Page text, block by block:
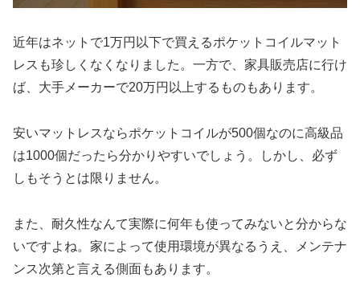
近年はネットで1万円以下で買えるポケットコイルマット
レスも珍しくなくなりました。一方で、家具販売店に行け
ば、大手メーカーで20万円以上するものもあります。
安いマットレスならポケットコイルが500個なのに高級品
は1000個だったら分かりやすいでしょう。しかし、必ず
しもそうとは限りません。
また、耐久性なんて実際に何年も使ってみないと分からな
いですよね。家によって使用環境が異なるうえ、メンテナ
ンス次第と言える側面もあります。